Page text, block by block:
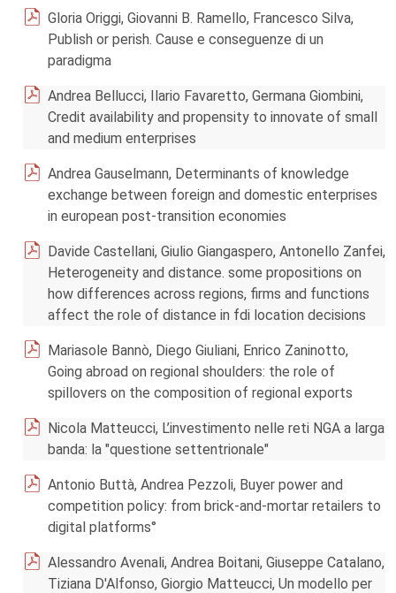
Gloria Origgi, Giovanni B. Ramello, Francesco Silva,
Publish or perish. Cause e conseguenze di un
paradigma
Andrea Bellucci, Ilario Favaretto, Germana Giombini,
Credit availability and propensity to innovate of small
and medium enterprises
Andrea Gauselmann, Determinants of knowledge
exchange between foreign and domestic enterprises
in european post-transition economies
Davide Castellani, Giulio Giangaspero, Antonello Zanfei,
Heterogeneity and distance. some propositions on
how differences across regions, firms and functions
affect the role of distance in fdi location decisions
Mariasole Bannò, Diego Giuliani, Enrico Zaninotto,
Going abroad on regional shoulders: the role of
spillovers on the composition of regional exports
Nicola Matteucci, L’investimento nelle reti NGA a larga
banda: la "questione settentrionale"
Antonio Buttà, Andrea Pezzoli, Buyer power and
competition policy: from brick-and-mortar retailers to
digital platforms°
Alessandro Avenali, Andrea Boitani, Giuseppe Catalano,
Tiziana D'Alfonso, Giorgio Matteucci, Un modello per